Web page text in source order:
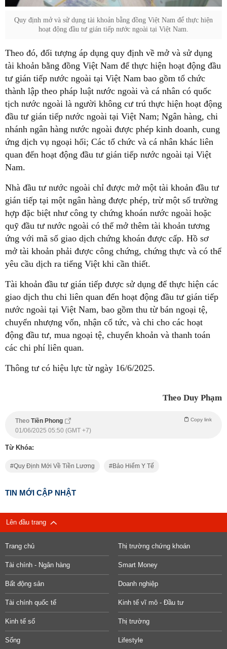
Quy định mở và sử dụng tài khoản bằng đồng Việt Nam để thực hiện
hoạt động đầu tư gián tiếp nước ngoài tại Việt Nam.
Theo đó, đối tượng áp dụng quy định về mở và sử dụng
tài khoản bằng đồng Việt Nam để thực hiện hoạt động đầu
tư gián tiếp nước ngoài tại Việt Nam bao gồm tổ chức
thành lập theo pháp luật nước ngoài và cá nhân có quốc
tịch nước ngoài là người không cư trú thực hiện hoạt động
đầu tư gián tiếp nước ngoài tại Việt Nam; Ngân hàng, chi
nhánh ngân hàng nước ngoài được phép kinh doanh, cung
ứng dịch vụ ngoại hối; Các tổ chức và cá nhân khác liên
quan đến hoạt động đầu tư gián tiếp nước ngoài tại Việt
Nam.
Nhà đầu tư nước ngoài chỉ được mở một tài khoản đầu tư
gián tiếp tại một ngân hàng được phép, trừ một số trường
hợp đặc biệt như công ty chứng khoán nước ngoài hoặc
quỹ đầu tư nước ngoài có thể mở thêm tài khoản tương
ứng với mã số giao dịch chứng khoán được cấp. Hồ sơ
mở tài khoản phải được công chứng, chứng thực và có thể
yêu cầu dịch ra tiếng Việt khi cần thiết.
Tài khoản đầu tư gián tiếp được sử dụng để thực hiện các
giao dịch thu chi liên quan đến hoạt động đầu tư gián tiếp
nước ngoài tại Việt Nam, bao gồm thu từ bán ngoại tệ,
chuyển nhượng vốn, nhận cổ tức, và chi cho các hoạt
động đầu tư, mua ngoại tệ, chuyển khoản và thanh toán
các chi phí liên quan.
Thông tư có hiệu lực từ ngày 16/6/2025.
Theo Duy Phạm
Theo Tiền Phong Copy link
01/06/2025 05:50 (GMT +7)
Từ Khóa:
Quy Định Mới Về Tiền Lương Bảo Hiểm Y Tế
TIN MỚI CẬP NHẬT
Lên đầu trang
Trang chủ Thị trường chứng khoán
Tài chính - Ngân hàng Smart Money
Bất động sản Doanh nghiệp
Tài chính quốc tế Kinh tế vĩ mô - Đầu tư
Kinh tế số Thị trường
Sống Lifestyle